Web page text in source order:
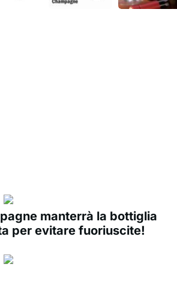
manterrà la bottiglia
per evitare fuoriuscite!